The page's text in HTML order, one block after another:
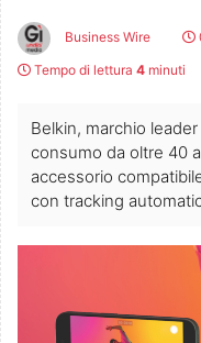
Business Wire
Tempo di lettura 4 minuti
Belkin, marchio
consumo da oltre 40
accessorio
con tracking